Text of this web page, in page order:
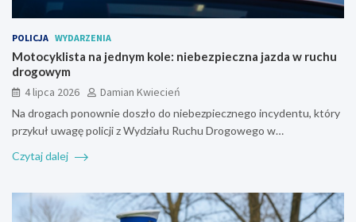
POLICJA WYDARZENIA
Motocyklista na jednym kole: niebezpieczna jazda w ruchu
drogowym
4 lipca 2026
Damian Kwiecień
Na drogach ponownie doszło do niebezpiecznego incydentu, który
przykuł uwagę policji z Wydziału Ruchu Drogowego w…
Czytaj dalej